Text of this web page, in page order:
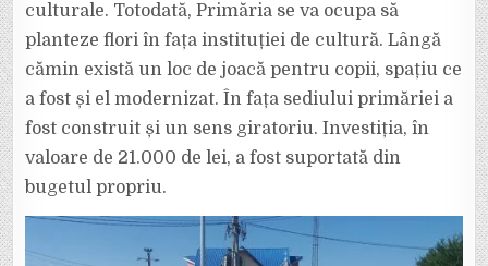
culturale. Totodată, Primăria se va ocupa să
planteze flori în fața instituției de cultură. Lângă
cămin există un loc de joacă pentru copii, spațiu ce
a fost și el modernizat. În fața sediului primăriei a
fost construit și un sens giratoriu. Investiția, în
valoare de 21.000 de lei, a fost suportată din
bugetul propriu.